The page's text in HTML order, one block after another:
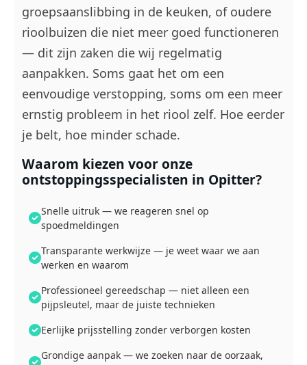
groepsaanslibbing in de keuken, of oudere
rioolbuizen die niet meer goed functioneren
— dit zijn zaken die wij regelmatig
aanpakken. Soms gaat het om een
eenvoudige verstopping, soms om een meer
ernstig probleem in het riool zelf. Hoe eerder
je belt, hoe minder schade.
Waarom kiezen voor onze
ontstoppingsspecialisten in Opitter?
Snelle uitruk — we reageren snel op
spoedmeldingen
Transparante werkwijze — je weet waar we aan
werken en waarom
Professioneel gereedschap — niet alleen een
pijpsleutel, maar de juiste technieken
Eerlijke prijsstelling zonder verborgen kosten
Grondige aanpak — we zoeken naar de oorzaak,